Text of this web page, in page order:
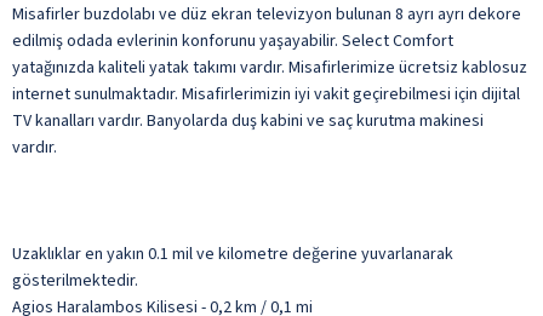
Misafirler buzdolabı ve düz ekran televizyon bulunan 8 ayrı ayrı dekore
edilmiş odada evlerinin konforunu yaşayabilir. Select Comfort
yatağınızda kaliteli yatak takımı vardır. Misafirlerimize ücretsiz kablosuz
internet sunulmaktadır. Misafirlerimizin iyi vakit geçirebilmesi için dijital
TV kanalları vardır. Banyolarda duş kabini ve saç kurutma makinesi
vardır.
Uzaklıklar en yakın 0.1 mil ve kilometre değerine yuvarlanarak
gösterilmektedir.
Agios Haralambos Kilisesi - 0,2 km / 0,1 mi